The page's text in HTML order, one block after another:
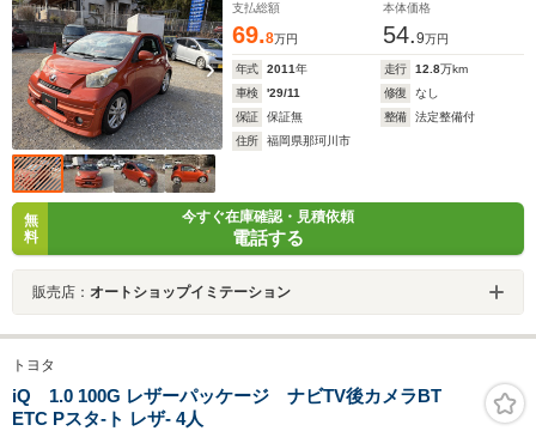
支払総額
69.8万円
本体価格
54.9万円
年式 2011年 走行 12.8万km
車検
'29/11 修復
なし
保証
保証無 整備
法定整備付
住所
福岡県那珂川市
無
料
今すぐ在庫確認・見積依頼
電話する
販売店： オートショップイミテーション
トヨタ
iQ 1.0 100G レザーパッケージ ナビTV後カメラBT
ETC Pスタ-ト レザ- 4人